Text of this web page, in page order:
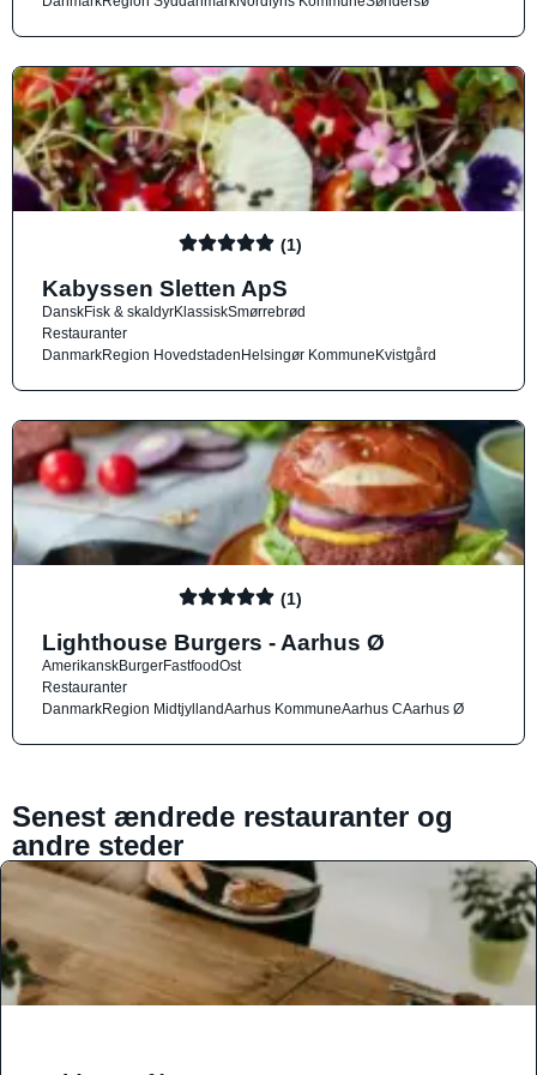
(1)
Kabyssen Sletten ApS
DanskFisk & skaldyrKlassiskSmørrebrød
Restauranter
DanmarkRegion HovedstadenHelsingør KommuneKvistgård
(1)
Lighthouse Burgers - Aarhus Ø
AmerikanskBurgerFastfoodOst
Restauranter
DanmarkRegion MidtjyllandAarhus KommuneAarhus CAarhus Ø
Senest ændrede restauranter og
andre steder